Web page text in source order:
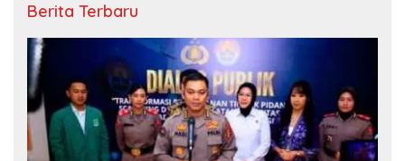
Berita Terbaru